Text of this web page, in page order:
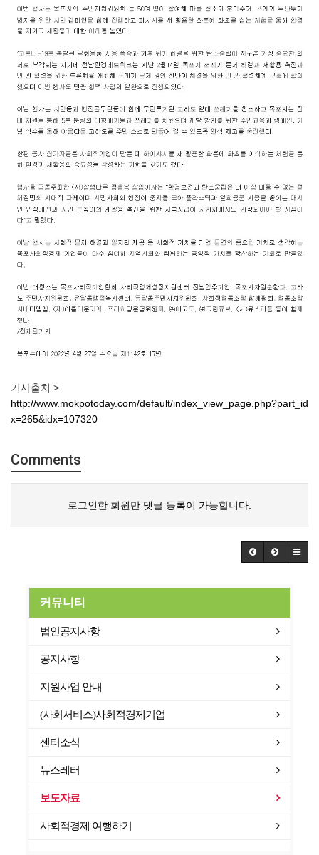
기사출처 >
http://www.mokpotoday.com/default/index_view_page.php?part_id
x=265&idx=107320
Comments
로그인한 회원만 댓글 등록이 가능합니다.
커뮤니티
법인공지사항
공지사항
지원사업 안내
(사회서비스)사회적경제기업
센터소식
뉴스레터
보도자료
사회적경제 여행하기